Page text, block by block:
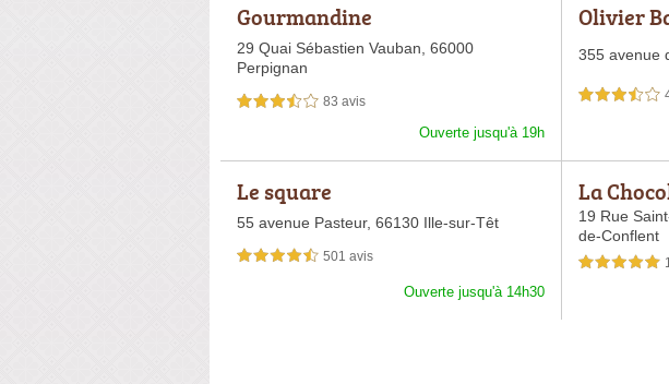
Gourmandine
29 Quai Sébastien Vauban, 66000
Perpignan
3,5 étoiles sur 5 83 avis
Ouverte jusqu'à 19h
Olivier
355 avenue
3,5 étoiles sur 5
Le square
55 avenue Pasteur, 66130 Ille-sur-Têt
4,5 étoiles sur 5 501 avis
Ouverte jusqu'à 14h30
La
19 Rue
de-Conflent
5,0 étoiles sur 5